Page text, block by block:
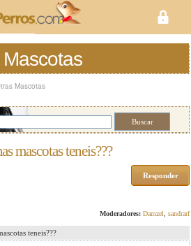
Mascotas
mascotas teneis???
Responder
Moderadores: Damzel sandrarf
teneis???